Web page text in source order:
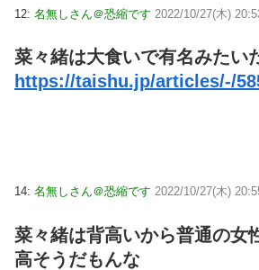
12: 名無しさん＠恐縮です 2022/10/27(木)
菜々緒は大食いで有名みたい
https://taishu.jp/articles/-/
14: 名無しさん＠恐縮です 2022/10/27(木)
菜々緒は背高いから普通の女
高そうだもんな